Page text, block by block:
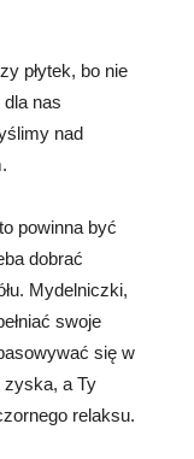
płytek, bo nie
nas
nad
to powinna być
dobrać
Mydelniczki,
swoje
się w
zyska, a Ty
relaksu.